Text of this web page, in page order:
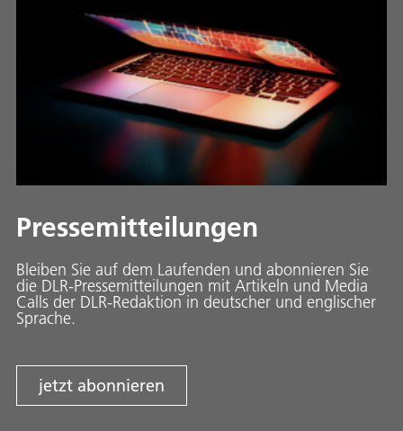
Pressemitteilungen
Bleiben Sie auf dem Laufenden und abonnieren Sie
die DLR-Pressemitteilungen mit Artikeln und Media
Calls der DLR-Redaktion in deutscher und englischer
Sprache.
jetzt abonnieren